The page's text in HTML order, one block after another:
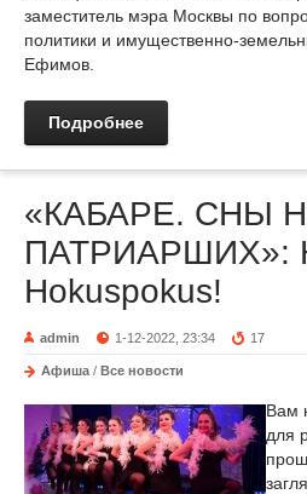
заместитель мэра Москвы по
политики и имущественно-
Ефимов.
Подробнее
«КАБАРЕ. СНЫ
ПАТРИАРШИХ»:
Hokuspokus!
admin 1-12-2022, 23:34 17
Афиша / Все новости
Вам
для